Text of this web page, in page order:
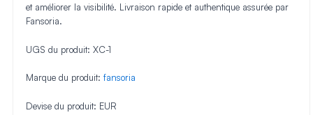
et améliorer la visibilité. Livraison rapide et authentique assurée par
Fansoria.
UGS du produit: XC-1
Marque du produit: fansoria
Devise du produit: EUR